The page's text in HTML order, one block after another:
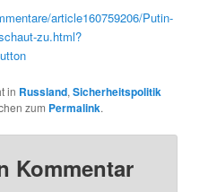
article160759206/Putin-
zu.html?
in Russland,Sicherheitspolitik
zum Permalink.
Kommentar